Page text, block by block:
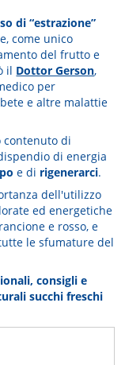
di “estrazione”
come unico
del frutto e
il Dottor Gerson,
per
e altre malattie
contenuto di
di energia
e di rigenerarci.
dell'utilizzo
ed energetiche
e rosso, e
le sfumature del
consigli e
succhi freschi